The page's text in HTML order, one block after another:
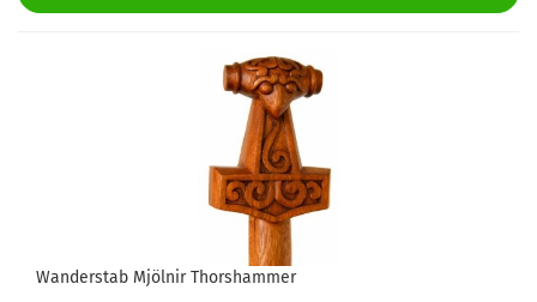
Wanderstab Mjölnir Thorshammer